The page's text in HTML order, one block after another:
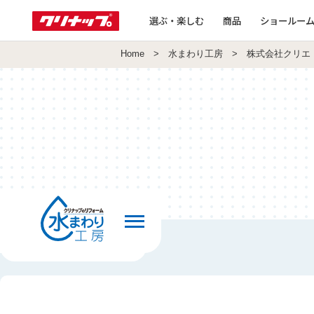
選ぶ・楽しむ 商品 ショールー
Home > 水まわり工房 > 株式会社クリエ
前の画面へ戻る